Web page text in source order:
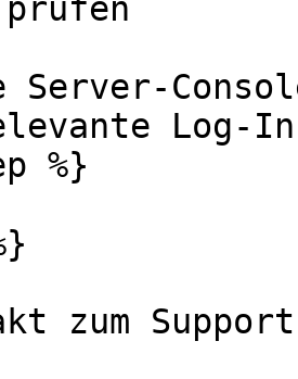
Log-
%}
zum Support